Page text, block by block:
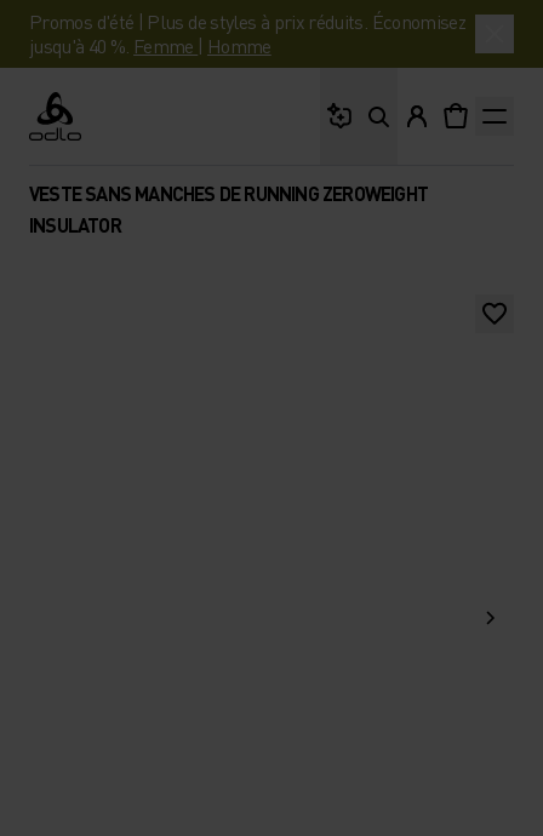
Promos d'été | Plus de styles à prix réduits. Économisez
jusqu'à 40 %. Femme | Homme
Odlo
VESTE SANS MANCHES DE RUNNING ZEROWEIGHT
INSULATOR